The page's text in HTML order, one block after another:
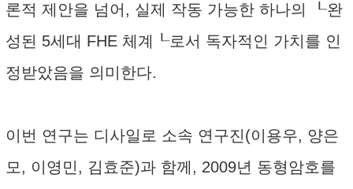
론적 제안을 넘어, 실제 작동 가능한 하나의 ┖완
성된 5세대 FHE 체계┖로서 독자적인 가치를 인
정받았음을 의미한다.
이번 연구는 디사일로 소속 연구진(이용우, 양은
모, 이영민, 김효준)과 함께, 2009년 동형암호를